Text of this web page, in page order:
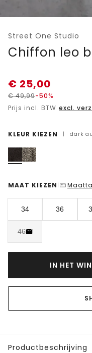
Street One Studio
Chiffon leo
€ 25,00
€49,99-50%
Prijs incl. BTW excl.
KLEUR KIEZEN | dark
MAAT KIEZEN |
34 36
46
IN HET
Productbeschrijving